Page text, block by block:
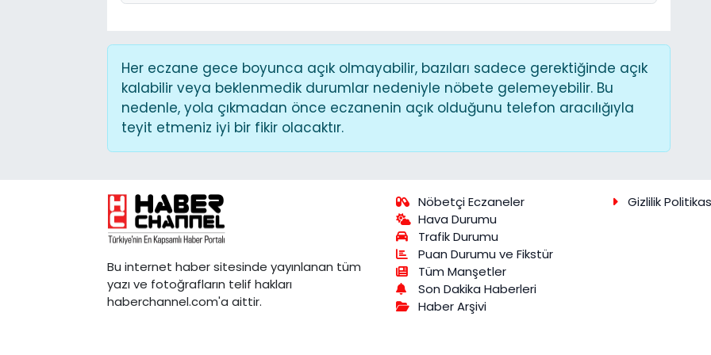
Her eczane gece boyunca açık olmayabilir, bazıları sadece gerektiğinde açık
kalabilir veya beklenmedik durumlar nedeniyle nöbete gelemeyebilir. Bu
nedenle, yola çıkmadan önce eczanenin açık olduğunu telefon aracılığıyla
teyit etmeniz iyi bir fikir olacaktır.
Bu internet haber sitesinde yayınlanan tüm
yazı ve fotoğrafların telif hakları
haberchannel.com'a aittir.
Nöbetçi Eczaneler
Hava Durumu
Trafik Durumu
Puan Durumu ve Fikstür
Tüm Manşetler
Son Dakika Haberleri
Haber Arşivi
Gizlilik